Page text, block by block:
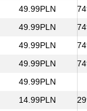
49.99PLN
49.99PLN
49.99PLN
49.99PLN
49.99PLN
14.99PLN